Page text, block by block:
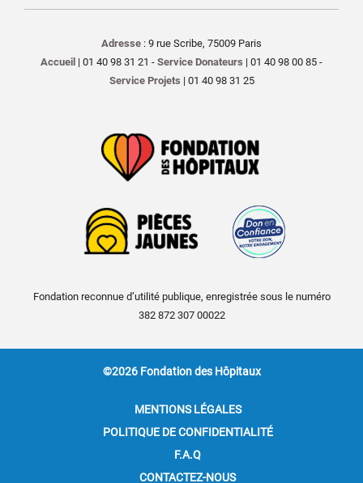
Adresse : 9 rue Scribe, 75009 Paris
Accueil | 01 40 98 31 21 - Service Donateurs | 01 40 98 00 85 -
Service Projets | 01 40 98 31 25
Fondation reconnue d’utilité publique, enregistrée sous le numéro
382 872 307 00022
©2026 Fondation des Hôpitaux
MENTIONS LÉGALES
POLITIQUE DE CONFIDENTIALITÉ
F.A.Q
CONTACTEZ-NOUS